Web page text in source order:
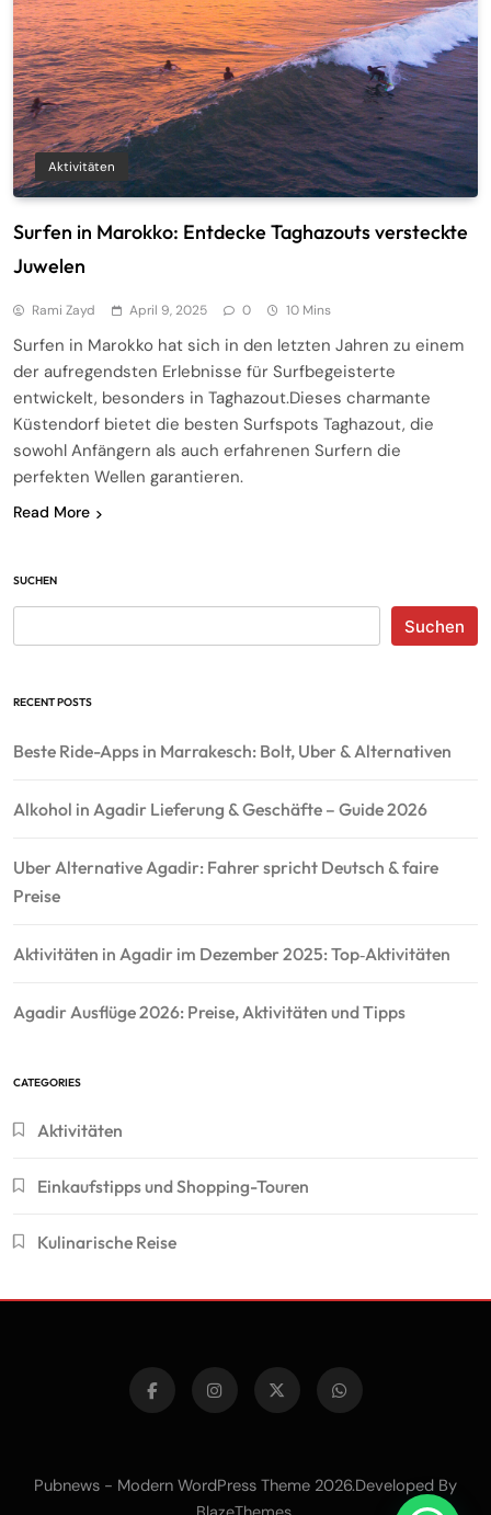
Aktivitäten
Surfen in Marokko: Entdecke Taghazouts versteckte
Juwelen
Rami Zayd April 9, 2025 0 10 Mins
Surfen in Marokko hat sich in den letzten Jahren zu einem
der aufregendsten Erlebnisse für Surfbegeisterte
entwickelt, besonders in Taghazout.Dieses charmante
Küstendorf bietet die besten Surfspots Taghazout, die
sowohl Anfängern als auch erfahrenen Surfern die
perfekten Wellen garantieren.
Read More
SUCHEN
Suchen
RECENT POSTS
Beste Ride-Apps in Marrakesch: Bolt, Uber & Alternativen
Alkohol in Agadir Lieferung & Geschäfte – Guide 2026
Uber Alternative Agadir: Fahrer spricht Deutsch & faire
Preise
Aktivitäten in Agadir im Dezember 2025: Top‑Aktivitäten
Agadir Ausflüge 2026: Preise, Aktivitäten und Tipps
CATEGORIES
Aktivitäten
Einkaufstipps und Shopping-Touren
Kulinarische Reise
Pubnews - Modern WordPress Theme 2026.Developed By